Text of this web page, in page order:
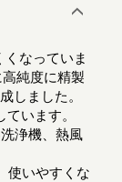
なっていま
純度に精製
しました。
います。
浄機、熱風
使いやすくな